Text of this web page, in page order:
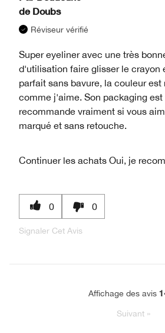
de Doubs
Réviseur vérifié
Super eyeliner avec une très
d'utilisation faire glisser le crayon
parfait sans bavure, la couleur est
comme j'aime. Son packaging est
recommande vraiment si vous
marqué et sans retouche.
Continuer les achats Oui, je
0 0
Signaler Cet Avis
Affichage des avis
Suivant »